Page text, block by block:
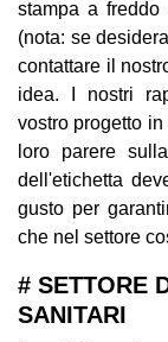
stampa a
(nota: se
contattare il
idea. I nostri
vostro progetto
loro parere
dell'etichetta
gusto per
che nel settore
# SETTORE
SANITARI